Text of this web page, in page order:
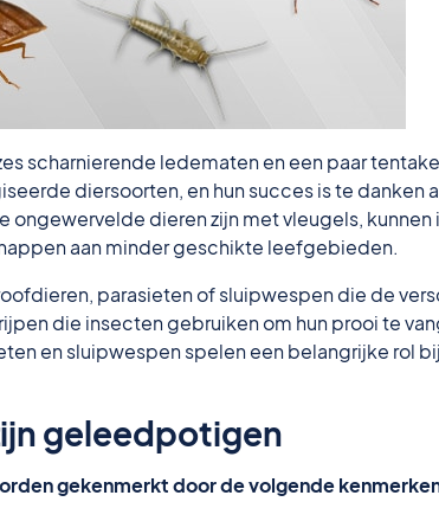
scharnierende ledematen en een paar
diersoorten, en hun succes is te danken
ongewervelde dieren zijn met vleugels,
aan minder geschikte leefgebieden.
parasieten of sluipwespen die de
die insecten gebruiken om hun prooi te
en sluipwespen spelen een belangrijke rol
geleedpotigen
gekenmerkt door de volgende